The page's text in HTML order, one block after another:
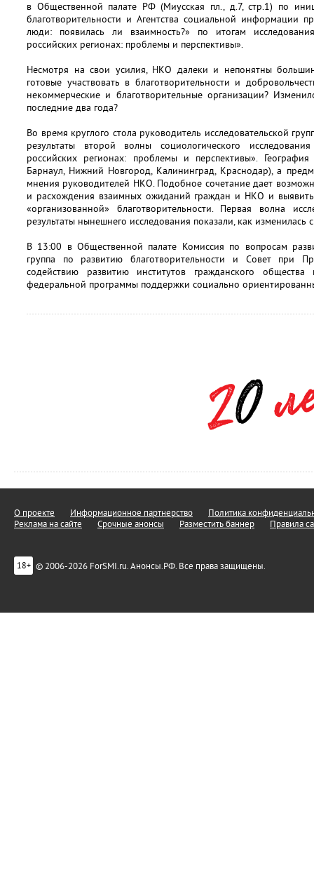
в Общественной палате РФ (Миусская пл., д.7, стр.1) по
благотворительности и Агентства социальной информации
люди: появилась ли взаимность?» по итогам
российских регионах: проблемы и перспективы».
Несмотря на свои усилия, НКО далеки и непонятны
готовые участвовать в благотворительности и
некоммерческие и благотворительные организации?
последние два года?
Во время круглого стола руководитель исследовательской
результаты второй волны социологического
российских регионах: проблемы и перспективы».
Барнаул, Нижний Новгород, Калининград, Краснодар), а
мнения руководителей НКО. Подобное сочетание дает
и расхождения взаимных ожиданий граждан и НКО и
«организованной» благотворительности. Первая волна
результаты нынешнего исследования показали, как изменилась
В 13:00 в Общественной палате Комиссия по вопросам
группа по развитию благотворительности и Совет при
содействию развитию институтов гражданского
федеральной программы поддержки социально
О проекте Информационное партнерство
Политика
Реклама на сайте
Срочные анонсы Разместить баннер Правила
18+ © 2006-2026 ForSMI.ru. Анонсы.РФ. Все права защищены.